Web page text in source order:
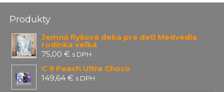
Produkty
Jemná flyšová deka pre deti Medvedia
rodinka veľká
75,00€ s DPH
C 9 Peach Ultra Choco
149,64€ s DPH